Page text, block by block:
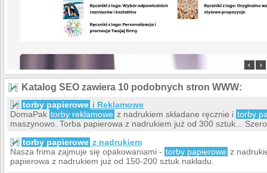
Katalog SEO zawiera 10 podobnych stron WWW:
torby papierowe i Reklamowe
DomaPak torby reklamowe z nadrukiem składane ręcznie i torby
maszynowo. Torba papierowa z nadrukiem już od 300 sztuk...
torby papierowe z nadrukiem
Nasza frima zajmuje się opakowaniami - torby papierowe z
papierowa z nadrukiem już od 150-200 sztuk nakładu.